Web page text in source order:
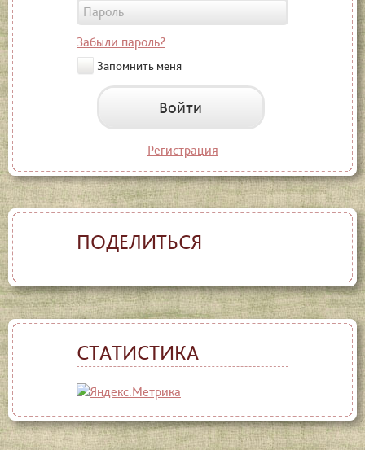
Забыли пароль?
Запомнить меня
Войти
Регистрация
ПОДЕЛИТЬСЯ
СТАТИСТИКА